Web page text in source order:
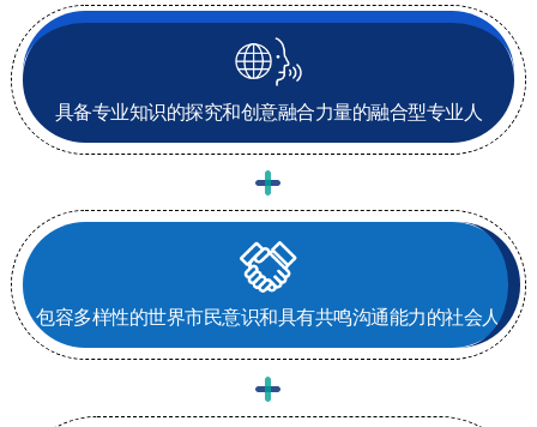
具备专业知识的探究和创意融合力量的融合型专业人
包容多样性的世界市民意识和具有共鸣沟通能力的社会人